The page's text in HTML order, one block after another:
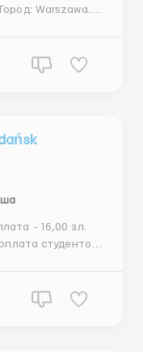
- 16,00 зл.
студентов